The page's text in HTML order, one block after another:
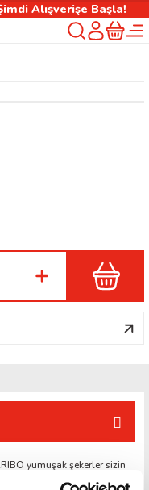
Alışverişe Başla!
yumuşak şekerler sizin